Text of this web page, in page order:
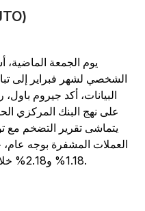
أفضل أداء يومي — جيتو (JTO)
يوم الجمعة الماضية،
الشخصي لشهر فبراير إلى
البيانات، أكد جيروم باول،
على نهج البنك المركزي
يتماشى تقرير التضخم مع
العملات المشفرة بوجه عام، حيث